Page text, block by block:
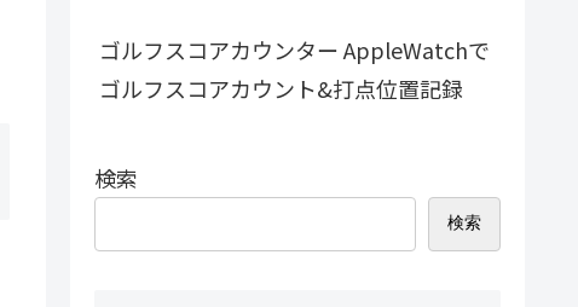
ゴルフスコアカウンター AppleWatchで
ゴルフスコアカウント&打点位置記録
検索
検索